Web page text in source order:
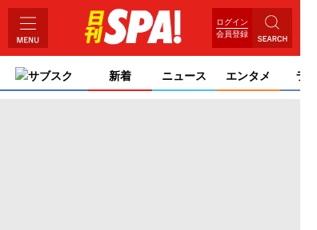
ログイン
会員登録
サブスク 新着 ニュース エンタメ ライ